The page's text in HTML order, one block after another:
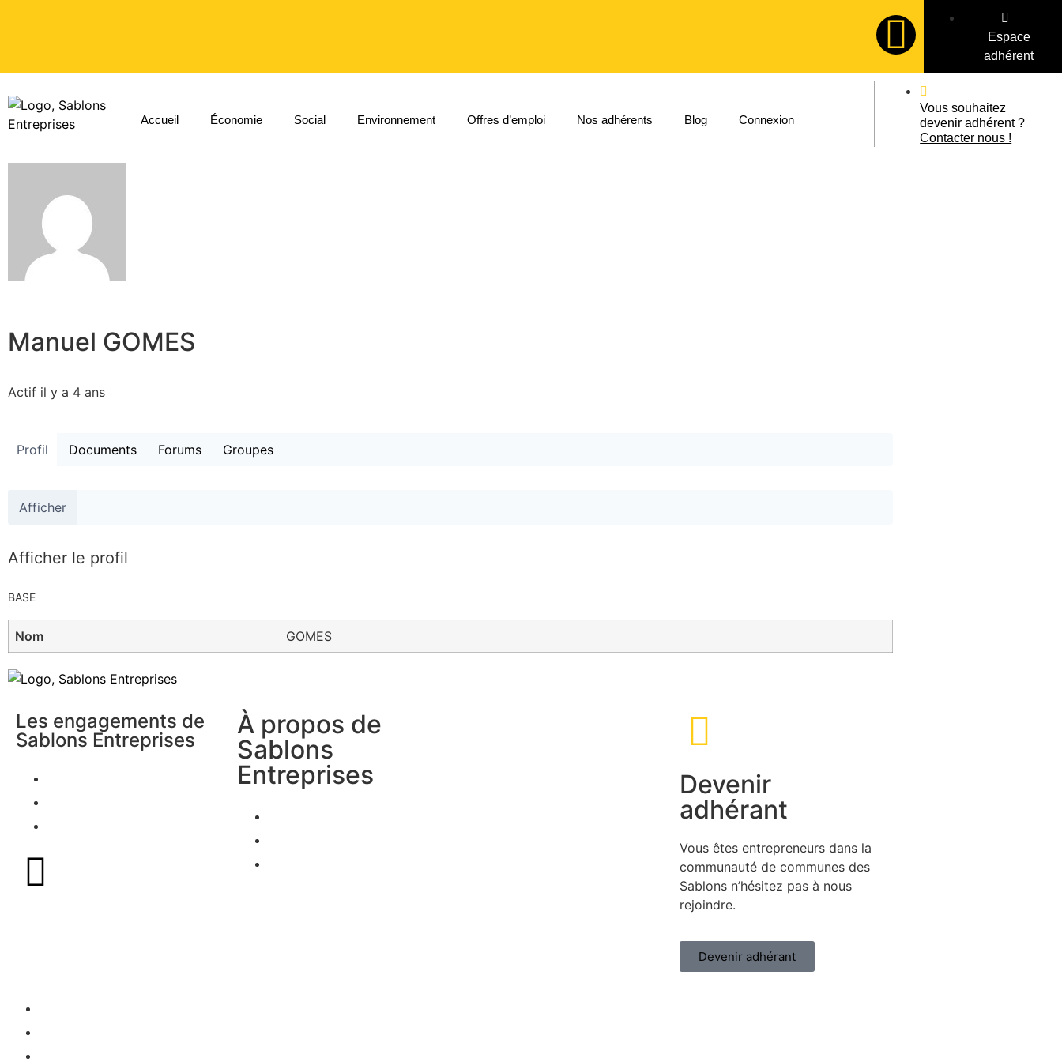
Espace
adhérent
Accueil Économie Social Environnement Offres d’emploi Nos adhérents Blog Connexion
Vous souhaitez
devenir adhérent ?
Contacter nous !
Manuel GOMES
Actif il y a 4 ans
Profil Documents Forums Groupes
Afficher
Afficher le profil
BASE
Nom GOMES
Les engagements de
Sablons Entreprises
À propos de
Sablons
Entreprises
Devenir
adhérant
Vous êtes entrepreneurs dans la
communauté de communes des
Sablons n’hésitez pas à nous
rejoindre.
Devenir adhérant